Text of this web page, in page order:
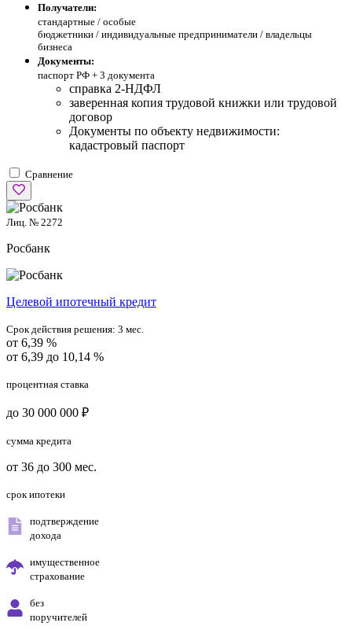
Получатели:
стандартные / особые
бюджетники / индивидуальные предприниматели / владельцы
бизнеса
Документы:
паспорт РФ + 3 документа
справка 2-НДФЛ
заверенная копия трудовой книжки или трудовой
договор
Документы по объекту недвижимости:
кадастровый паспорт
Сравнение
Лиц. № 2272
Росбанк
Целевой ипотечный кредит
Срок действия решения: 3 мес.
от 6,39 %
от 6,39 до 10,14 %
процентная ставка
до 30 000 000 ₽
сумма кредита
от 36 до 300 мес.
срок ипотеки
подтверждение
дохода
имущественное
страхование
без
поручителей